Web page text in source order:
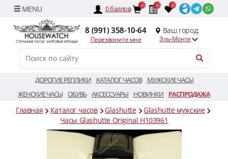
0баллов 0 0 0
8 (991) 358-10-64
Перезвоните мне
Ваш город:
Эль-Монте
ДОРОГИЕ РЕПЛИКИ КАТАЛОГ ЧАСОВ
МУЖСКИЕ ЧАСЫ
ЖЕНСКИЕ ЧАСЫ ОБУВЬ АКСЕССУАРЫ НОВИНКИ РАСПРОДАЖА
Главная Каталог часов Glashutte
Glashutte мужские
Часы Glashutte Original H103961